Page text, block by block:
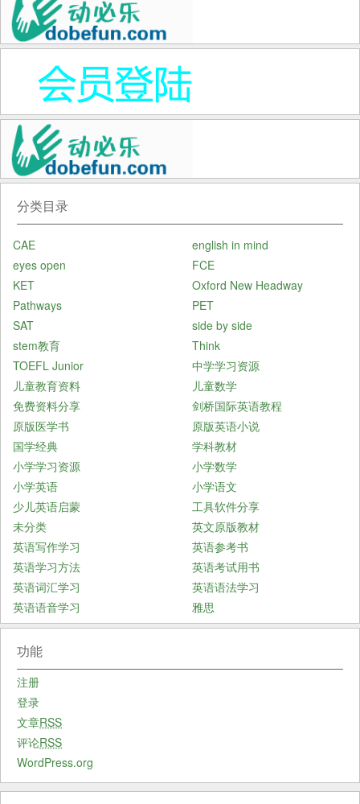
分类目录
CAE
english in mind
eyes open
FCE
KET
Oxford New Headway
Pathways
PET
SAT
side by side
stem教育
Think
TOEFL Junior
中学学习资源
儿童教育资料
儿童数学
免费资料分享
剑桥国际英语教程
原版医学书
原版英语小说
国学经典
学科教材
小学学习资源
小学数学
小学英语
小学语文
少儿英语启蒙
工具软件分享
未分类
英文原版教材
英语写作学习
英语参考书
英语学习方法
英语考试用书
英语词汇学习
英语语法学习
英语语音学习
雅思
功能
注册
登录
文章RSS
评论RSS
WordPress.org